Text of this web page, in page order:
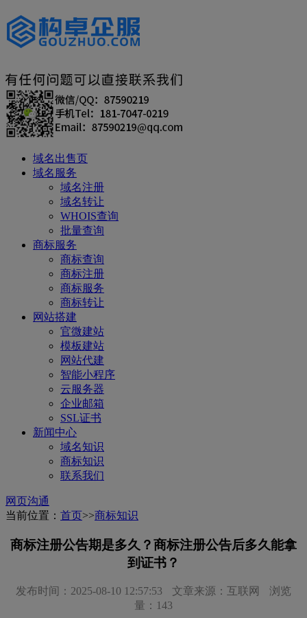
域名出售页
域名服务
域名注册
域名转让
WHOIS查询
批量查询
商标服务
商标查询
商标注册
商标服务
商标转让
网站搭建
官微建站
模板建站
网站代建
智能小程序
云服务器
企业邮箱
SSL证书
新闻中心
域名知识
商标知识
联系我们
网页沟通
当前位置： 首页>>商标知识
商标注册公告期是多久？商标注册公告后多久能拿
到证书？
发布时间：2025-08-10 12:57:53 文章来源：互联网
浏览
量：143